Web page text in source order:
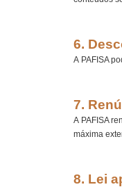
6.
A PAFISA
7.
A PAFISA
máxima
8. Lei